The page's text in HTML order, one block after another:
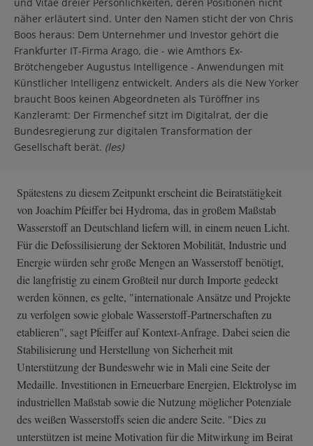
und Vitae dreier Persönlichkeiten, deren Positionen nicht
näher erläutert sind. Unter den Namen sticht der von Chris
Boos heraus: Dem Unternehmer und Investor gehört die
Frankfurter IT-Firma Arago, die - wie Amthors Ex-
Brötchengeber Augustus Intelligence - Anwendungen mit
Künstlicher Intelligenz entwickelt. Anders als die New Yorker
braucht Boos keinen Abgeordneten als Türöffner ins
Kanzleramt: Der Firmenchef sitzt im Digitalrat, der die
Bundesregierung zur digitalen Transformation der
Gesellschaft berät. (les)
Spätestens zu diesem Zeitpunkt erscheint die Beiratstätigkeit
von Joachim Pfeiffer bei Hydroma, das in großem Maßstab
Wasserstoff an Deutschland liefern will, in einem neuen Licht.
Für die Defossilisierung der Sektoren Mobilität, Industrie und
Energie würden sehr große Mengen an Wasserstoff benötigt,
die langfristig zu einem Großteil nur durch Importe gedeckt
werden können, es gelte, "internationale Ansätze und Projekte
zu verfolgen sowie globale Wasserstoff-Partnerschaften zu
etablieren", sagt Pfeiffer auf Kontext-Anfrage. Dabei seien die
Stabilisierung und Herstellung von Sicherheit mit
Unterstützung der Bundeswehr wie in Mali eine Seite der
Medaille. Investitionen in Erneuerbare Energien, Elektrolyse im
industriellen Maßstab sowie die Nutzung möglicher Potenziale
des weißen Wasserstoffs seien die andere Seite. "Dies zu
unterstützen ist meine Motivation für die Mitwirkung im Beirat